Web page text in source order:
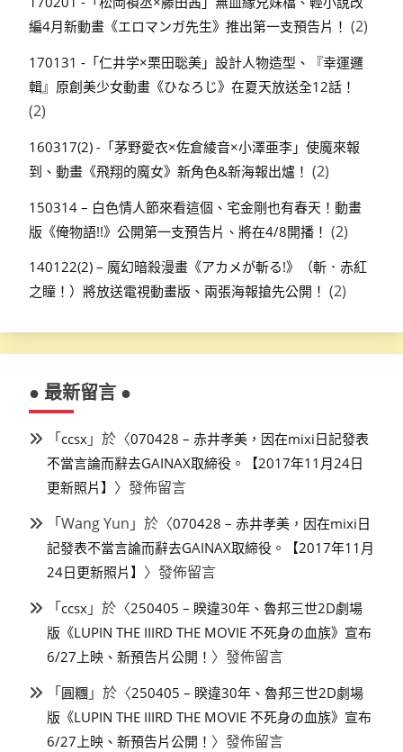
編4月新動畫《エロマンガ先生》推出第一支預告片！ (2)
170131 -「仁井学×栗田聡美」設計人物造型、『幸運邏
輯』原創美少女動畫《ひなろじ》在夏天放送全12話！
(2)
160317(2) -「茅野愛衣×佐倉綾音×小澤亜李」使魔來報
到、動畫《飛翔的魔女》新角色&新海報出爐！ (2)
150314 – 白色情人節來看這個、宅金剛也有春天！動畫
版《俺物語!!》公開第一支預告片、將在4/8開播！ (2)
140122(2) – 魔幻暗殺漫畫《アカメが斬る!》（斬．赤紅
之瞳！）將放送電視動畫版、兩張海報搶先公開！ (2)
● 最新留言 ●
「ccsx 」於〈070428 – 赤井孝美，因在mixi日記發表
不當言論而辭去GAINAX取締役。【2017年11月24日
更新照片】 〉發佈留言
「Wang Yun 」於〈070428 – 赤井孝美，因在mixi日
記發表不當言論而辭去GAINAX取締役。【2017年11月
24日更新照片】 〉發佈留言
「ccsx 」於〈250405 – 睽違30年、魯邦三世2D劇場
版《LUPIN THE IIIRD THE MOVIE 不死身の血族》宣布
6/27上映、新預告片公開！ 〉發佈留言
「圓糰 」於〈250405 – 睽違30年、魯邦三世2D劇場
版《LUPIN THE IIIRD THE MOVIE 不死身の血族》宣布
6/27上映、新預告片公開！ 〉發佈留言